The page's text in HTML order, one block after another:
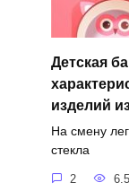
Детская
изделий
На смену
стекла
2